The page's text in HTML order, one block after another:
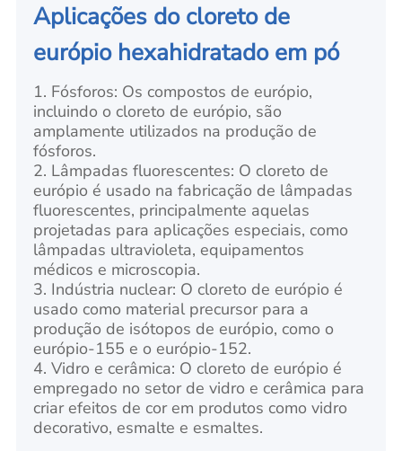
Aplicações do cloreto de
európio hexahidratado em pó
1. Fósforos: Os compostos de európio,
incluindo o cloreto de európio, são
amplamente utilizados na produção de
fósforos.
2. Lâmpadas fluorescentes: O cloreto de
európio é usado na fabricação de lâmpadas
fluorescentes, principalmente aquelas
projetadas para aplicações especiais, como
lâmpadas ultravioleta, equipamentos
médicos e microscopia.
3. Indústria nuclear: O cloreto de európio é
usado como material precursor para a
produção de isótopos de európio, como o
európio-155 e o európio-152.
4. Vidro e cerâmica: O cloreto de európio é
empregado no setor de vidro e cerâmica para
criar efeitos de cor em produtos como vidro
decorativo, esmalte e esmaltes.